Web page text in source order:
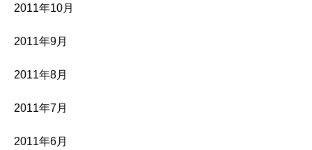
2011年10月
2011年9月
2011年8月
2011年7月
2011年6月